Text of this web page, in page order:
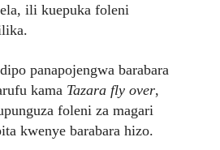
ili kuepuka foleni
panapojengwa barabara
kama Tazara fly over,
foleni za magari
kwenye barabara hizo.